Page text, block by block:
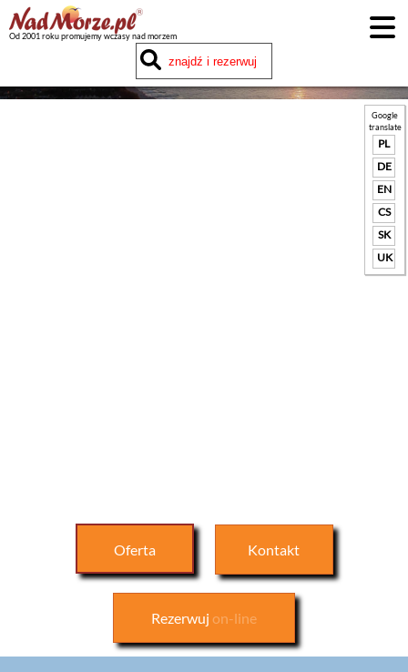
Od 2001 roku promujemy wczasy nad morzem
Google
translate
PL
DE
EN
CS
SK
UK
Oferta Kontakt
Rezerwuj on-line